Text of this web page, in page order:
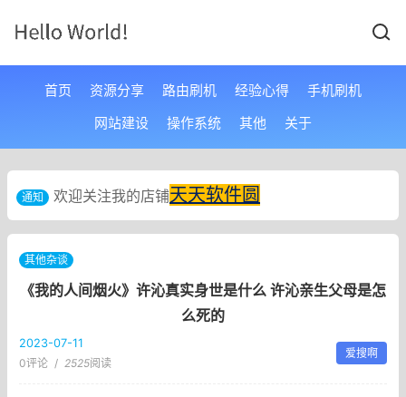
首页 资源分享 路由刷机 经验心得
手机刷机
网站建设
操作系统 其他 关于
通知 欢迎关注我的店铺天天软件圆
其他杂谈
《我的人间烟火》许沁真实身世是什么 许沁亲生父母是怎
么死的
2023-07-11
0评论 / 2525阅读
爱搜啊